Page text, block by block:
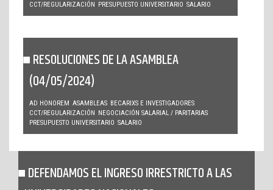
CCT/REGULARIZACIÓN PRESUPUESTO UNIVERSITARIO SALARIO
RESOLUCIONES DE LA ASAMBLEA
(04/05/2024)
AD HONOREM ASAMBLEAS BECARIXS E INVESTIGADORES
CCT/REGULARIZACIÓN
NEGOCIACIÓN SALARIAL / PARITARIAS
PRESUPUESTO UNIVERSITARIO SALARIO
DEFENDAMOS EL INGRESO IRRESTRICTO A LAS